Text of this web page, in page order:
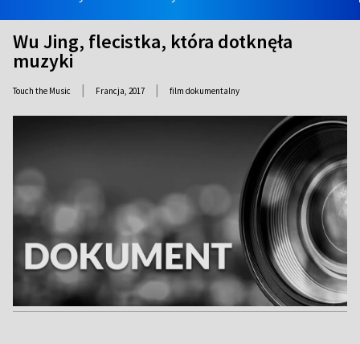
Wu Jing, flecistka, która dotknęła
muzyki
Touch the Music | Francja, 2017 | film dokumentalny